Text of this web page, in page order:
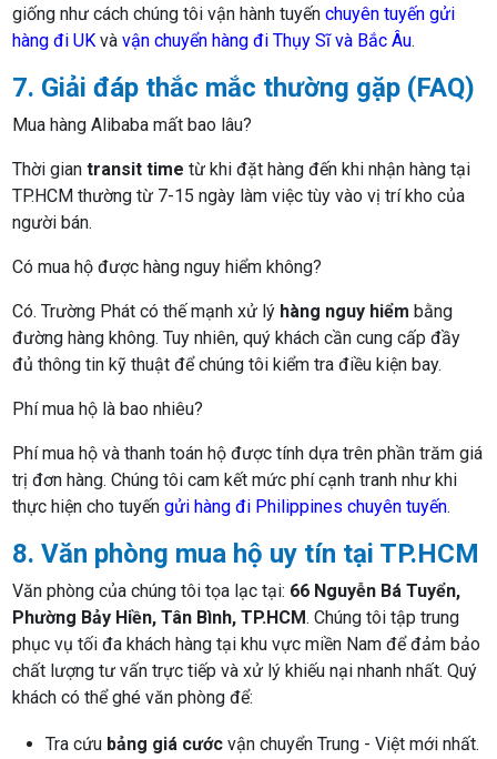
giống như cách chúng tôi vận hành tuyếnchuyên tuyến gửi
hàng đi UK vàvận chuyển hàng đi Thụy Sĩ và Bắc Âu.
7. Giải đáp thắc mắc thường gặp (FAQ)
Mua hàng Alibaba mất bao lâu?
Thời giantransit time từ khi đặt hàng đến khi nhận hàng tại
TP.HCM thường từ 7-15 ngày làm việc tùy vào vị trí kho của
người bán.
Có mua hộ được hàng nguy hiểm không?
Có. Trường Phát có thế mạnh xử lý hàng nguy hiểm bằng
đường hàng không. Tuy nhiên, quý khách cần cung cấp đầy
đủ thông tin kỹ thuật để chúng tôi kiểm tra điều kiện bay.
Phí mua hộ là bao nhiêu?
Phí mua hộ và thanh toán hộ được tính dựa trên phần trăm giá
trị đơn hàng. Chúng tôi cam kết mức phí cạnh tranh như khi
thực hiện cho tuyếngửi hàng đi Philippines chuyên tuyến.
8. Văn phòng mua hộ uy tín tại TP.HCM
Văn phòng của chúng tôi tọa lạc tại: 66 Nguyễn Bá Tuyển,
Phường Bảy Hiền, Tân Bình, TP.HCM. Chúng tôi tập trung
phục vụ tối đa khách hàng tại khu vực miền Nam để đảm bảo
chất lượng tư vấn trực tiếp và xử lý khiếu nại nhanh nhất. Quý
khách có thể ghé văn phòng để:
Tra cứu bảng giá cước vận chuyển Trung - Việt mới nhất.